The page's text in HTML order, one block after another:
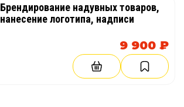
Брендирование надувных товаров,
нанесение логотипа, надписи
9 900 ₽